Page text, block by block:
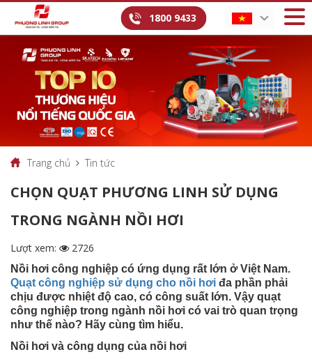
1800 9433
Trang chủ Tin tức
CHỌN QUẠT PHƯƠNG LINH SỬ DỤNG
TRONG NGÀNH NỒI HƠI
Lượt xem: 2726
Nồi hơi công nghiệp có ứng dụng rất lớn ở Việt Nam.
Quạt công nghiệp sử dụng cho nồi hơi đa phần phải
chịu được nhiệt độ cao, có công suất lớn. Vậy quạt
công nghiệp trong ngành nồi hơi có vai trò quan trọng
như thế nào? Hãy cùng tìm hiểu.
Nồi hơi và công dụng của nồi hơi